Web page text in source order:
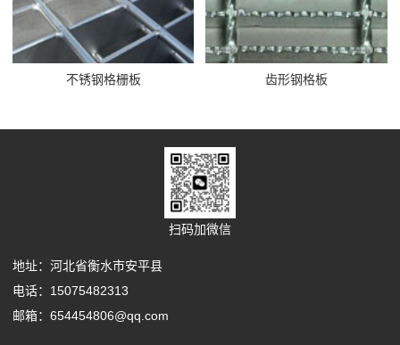
不锈钢格栅板 齿形钢格板
扫码加微信
地址：河北省衡水市安平县
电话：15075482313
邮箱：654454806@qq.com